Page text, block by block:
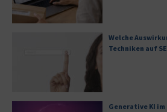
Welche
Techniken auf
Generative KI